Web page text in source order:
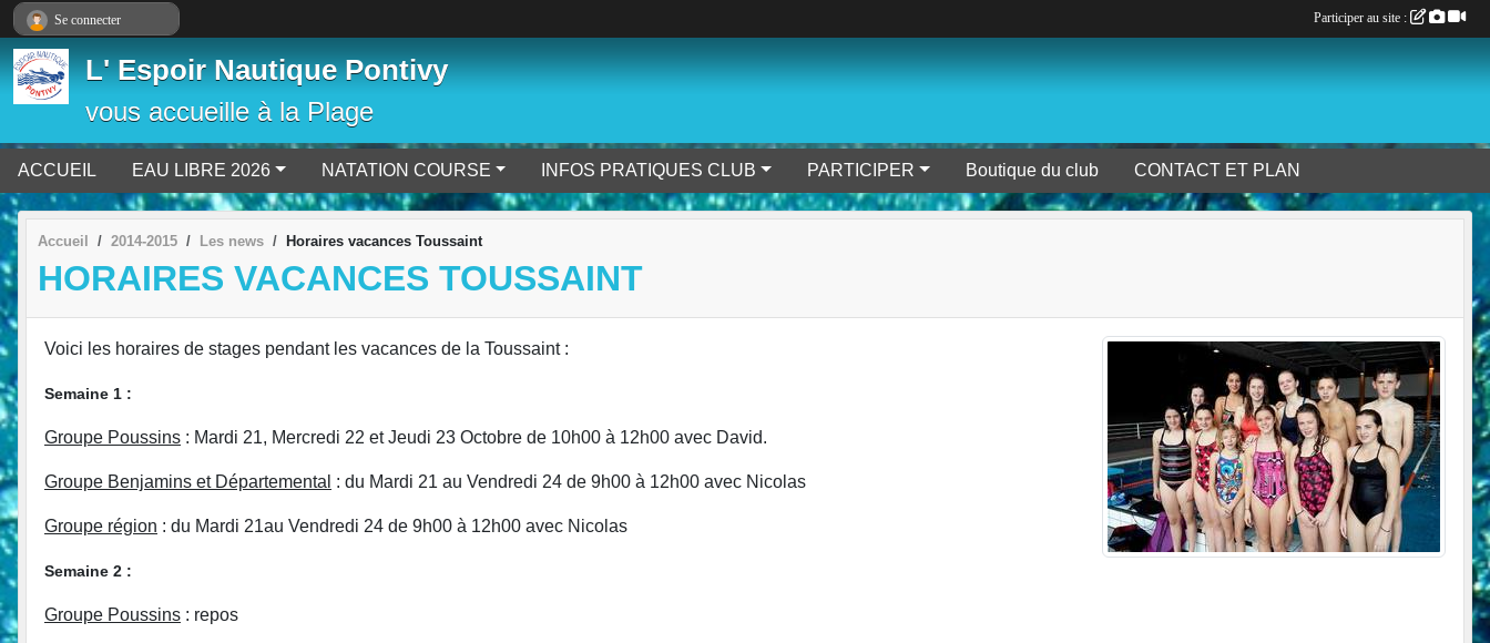
L' Espoir Nautique Pontivy
vous accueille à la Plage
ACCUEIL EAU LIBRE 2026 NATATION COURSE INFOS PRATIQUES CLUB PARTICIPER Boutique du club CONTACT ET PLAN
Accueil 2014-2015 Les news Horaires vacances Toussaint
HORAIRES VACANCES TOUSSAINT
Voici les horaires de stages pendant les vacances de la Toussaint :
Semaine 1 :
Groupe Poussins : Mardi 21, Mercredi 22 et Jeudi 23 Octobre de 10h00 à 12h00 avec David.
Groupe Benjamins et Départemental : du Mardi 21 au Vendredi 24 de 9h00 à 12h00 avec Nicolas
Groupe région : du Mardi 21au Vendredi 24 de 9h00 à 12h00 avec Nicolas
Semaine 2 :
Groupe Poussins : repos
Se connecter Participer au site :
Panneau de gestion des cookies